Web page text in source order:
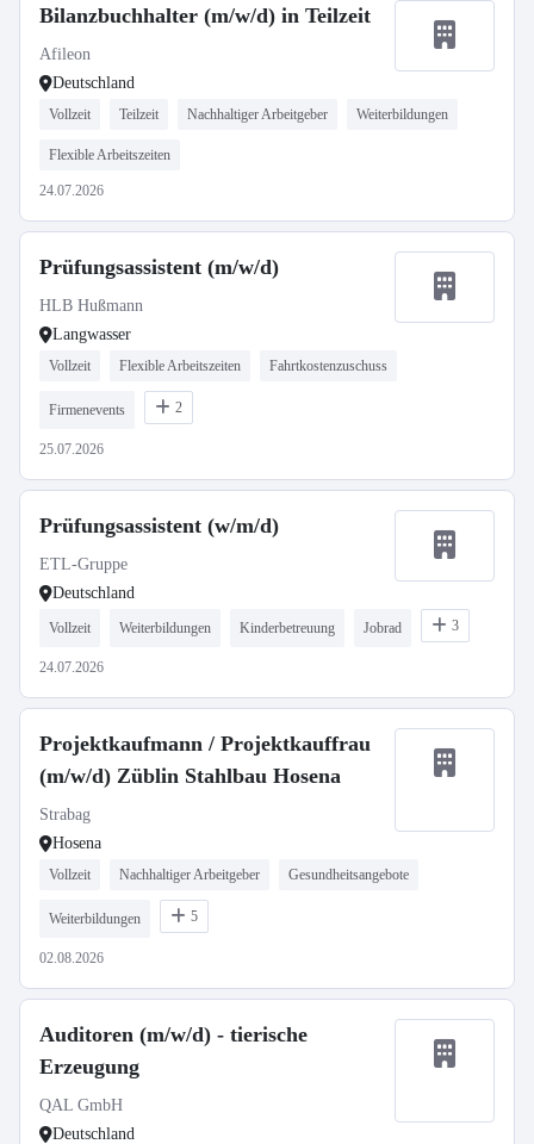
Bilanzbuchhalter (m/w/d) in Teilzeit
Afileon
Deutschland
Vollzeit Teilzeit Nachhaltiger Arbeitgeber Weiterbildungen
Flexible Arbeitszeiten
24.07.2026
Prüfungsassistent (m/w/d)
HLB Hußmann
Langwasser
Vollzeit Flexible Arbeitszeiten Fahrtkostenzuschuss
Firmenevents 2
25.07.2026
Prüfungsassistent (w/m/d)
ETL-Gruppe
Deutschland
Vollzeit Weiterbildungen Kinderbetreuung Jobrad 3
24.07.2026
Projektkaufmann / Projektkauffrau
(m/w/d) Züblin Stahlbau Hosena
Strabag
Hosena
Vollzeit Nachhaltiger Arbeitgeber Gesundheitsangebote
Weiterbildungen 5
02.08.2026
Auditoren (m/w/d) - tierische
Erzeugung
QAL GmbH
Deutschland